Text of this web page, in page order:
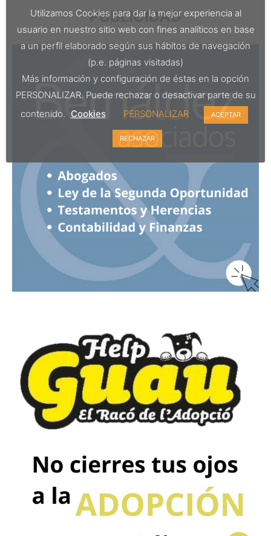
PUBLICIDAD
Utilizamos Cookies para dar la mejor experiencia al
usuario en nuestro sitio web con fines analíticos en base
a un perfil elaborado según sus hábitos de navegación
(p.e. páginas visitadas)
Más información y configuración de éstas en la opción
PERSONALIZAR. Puede rechazar o desactivar parte de su
contenido. Cookies PERSONALIZAR ACEPTAR
RECHAZAR